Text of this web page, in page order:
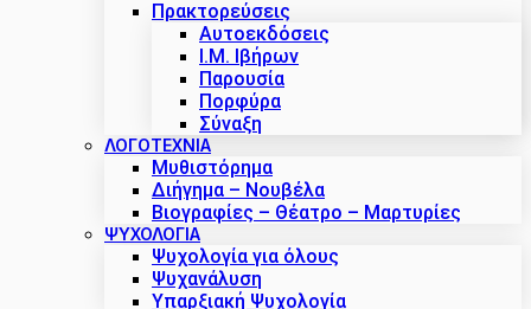
Πρακτoρεύσεις
Αυτοεκδόσεις
Ι.Μ. Ιβήρων
Παρουσία
Πορφύρα
Σύναξη
ΛΟΓΟΤΕΧΝΙΑ
Μυθιστόρημα
Διήγημα – Νουβέλα
Βιογραφίες – Θέατρο – Μαρτυρίες
ΨΥΧΟΛΟΓΙΑ
Ψυχολογία για όλους
Ψυχανάλυση
Υπαρξιακή Ψυχολογία